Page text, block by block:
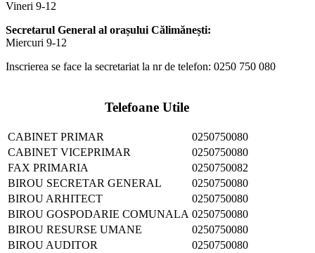
Vineri 9-12
Secretarul General al orașului Călimănești:
Miercuri 9-12
Inscrierea se face la secretariat la nr de telefon: 0250 750 080
Telefoane Utile
CABINET PRIMAR
0250750080
CABINET VICEPRIMAR
0250750080
FAX PRIMARIA
0250750082
BIROU SECRETAR GENERAL
0250750080
BIROU ARHITECT
0250750080
BIROU GOSPODARIE COMUNALA 0250750080
BIROU RESURSE UMANE
0250750080
BIROU AUDITOR
0250750080